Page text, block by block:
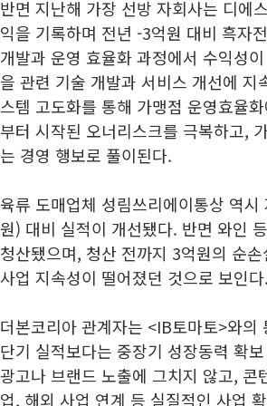
반면 지난해 가장 선방 자회사는 디에
익을 기록하며 전년 -3억원 대비 흑자
개발과 운영 효율화 과정에서 수익성
을 관련 기술 개발과 서비스 개선에
스템 고도화를 통해 가맹점 운영효율
부터 시작된 오너리스크를 극복하고,
는 경영 행보로 풀이된다.
육류 도매업체 성림쓰리에이통상 역
원) 대비 실적이 개선됐다. 반면 와인
청산됐으며, 청산 전까지 3억원의 순
사업 지속성이 떨어졌던 것으로 보인다.
더본코리아 관계자는 <IB토마토>와
단기 실적보다는 중장기 성장동력 확
광고나 브랜드 노출에 그치지 않고, 콘
업, 해외 사업 연계 등 실질적인 사업